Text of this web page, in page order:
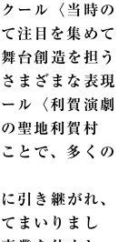
ール〈当時の
注目を集めて
台創造を担う
まざまな表現
ル〈利賀演劇
聖地利賀村
とで、多くの
引き継がれ、
まいりまし